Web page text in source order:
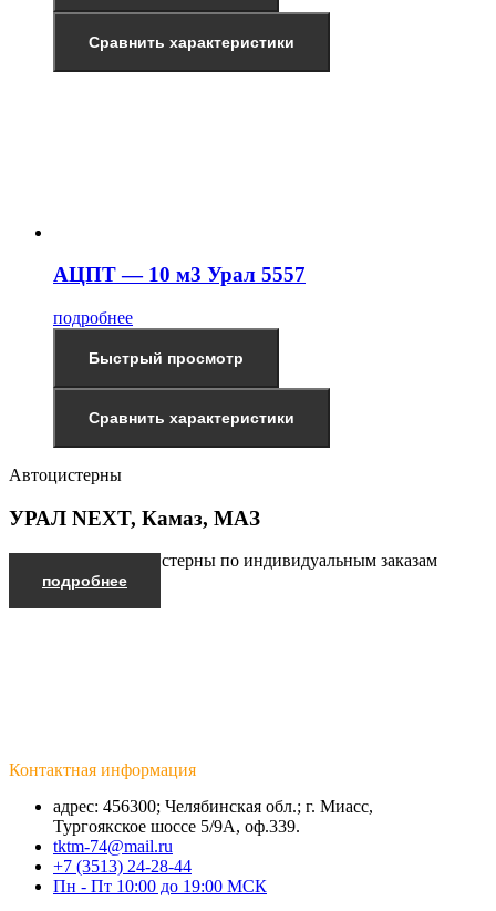
Сравнить характеристики
АЦПТ — 10 м3 Урал 5557
подробнее
Быстрый просмотр
Сравнить характеристики
Автоцистерны
УРАЛ NEXT, Камаз, МАЗ
Производим автоцистерны по индивидуальным заказам
подробнее
Контактная информация
адрес: 456300; Челябинская обл.; г. Миасс,
Тургоякское шоссе 5/9А, оф.339.
tktm-74@mail.ru
+7 (3513) 24-28-44
Пн - Пт 10:00 до 19:00 МСК